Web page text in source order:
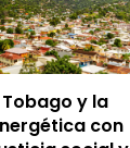
y la
con